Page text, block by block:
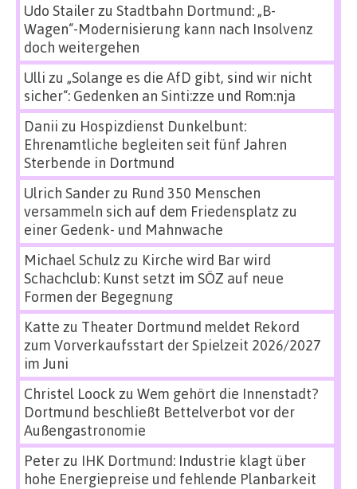
Udo Stailerzu Stadtbahn Dortmund: „B-
Wagen“-Modernisierung kann nach Insolvenz
doch weitergehen
Ulli zu „Solange es die AfD gibt, sind wir nicht
sicher“: Gedenken an Sinti:zze und Rom:nja
Danii zu Hospizdienst Dunkelbunt:
Ehrenamtliche begleiten seit fünf Jahren
Sterbende in Dortmund
Ulrich Sanderzu Rund 350 Menschen
versammeln sich auf dem Friedensplatz zu
einer Gedenk- und Mahnwache
Michael Schulz zu Kirche wird Bar wird
Schachclub: Kunst setzt im SÖZ auf neue
Formen der Begegnung
Katte zu Theater Dortmund meldet Rekord
zum Vorverkaufsstart der Spielzeit 2026/2027
im Juni
Christel Loock zu Wem gehört die Innenstadt?
Dortmund beschließt Bettelverbot vor der
Außengastronomie
Peterzu IHK Dortmund: Industrie klagt über
hohe Energiepreise und fehlende Planbarkeit